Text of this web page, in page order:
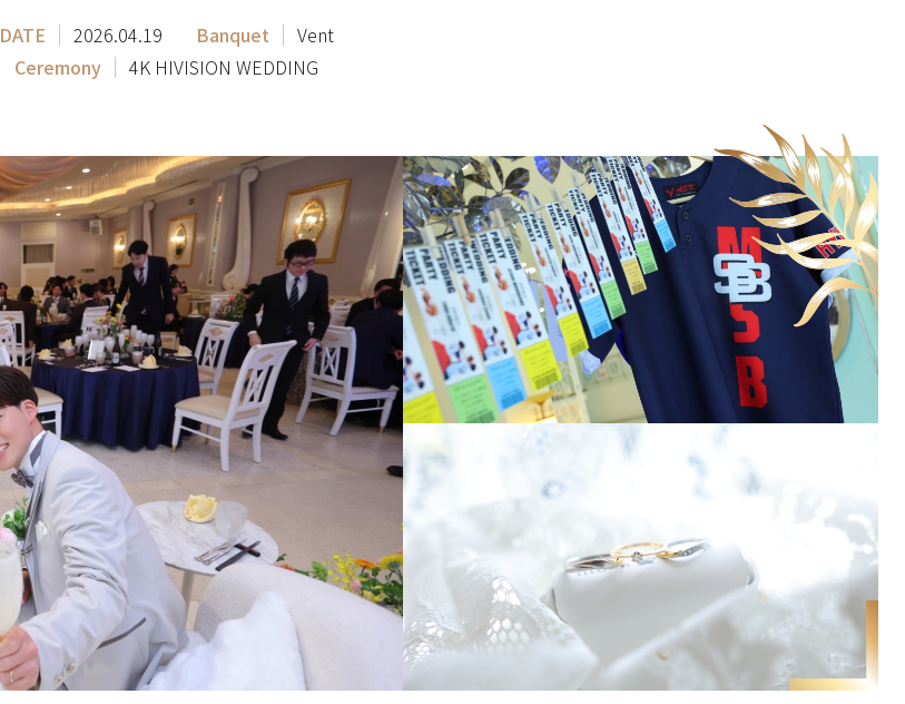
一緒に唯一無二の結婚式をプロデュ
ースしませんか？採用情報はこちら
DATE 2026.04.19 Banquet
Vent
Ceremony
4K HIVISION WEDDING